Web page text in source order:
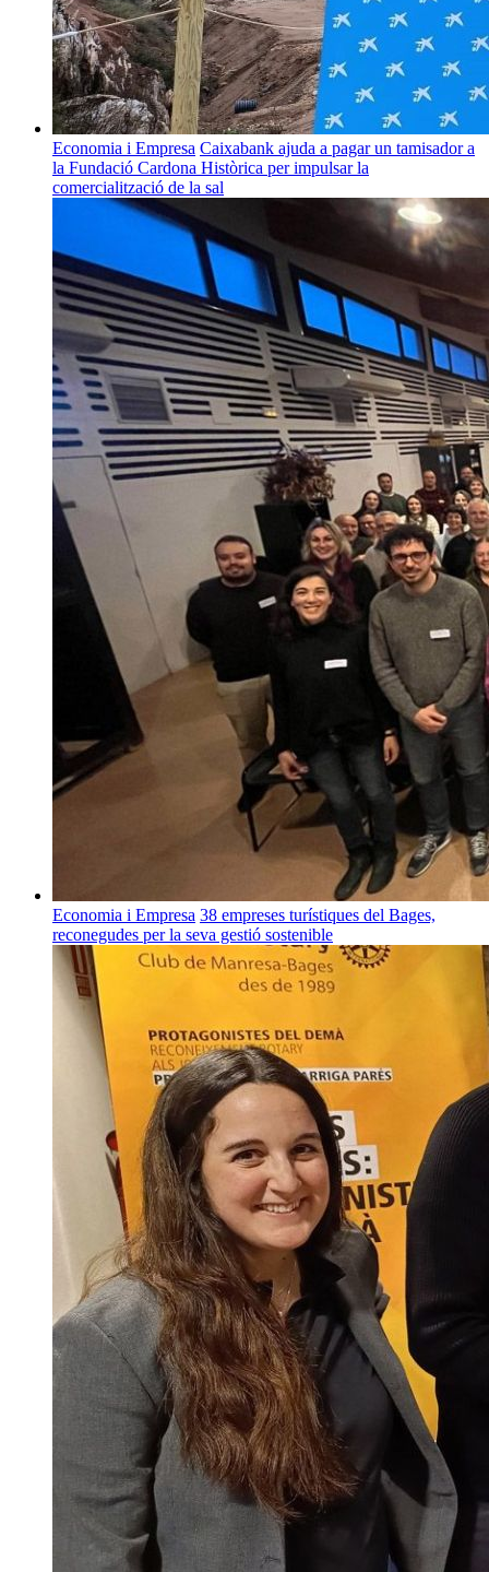
Economia i Empresa Caixabank ajuda a pagar un tamisador a
la Fundació Cardona Històrica per impulsar la
comercialització de la sal
Economia i Empresa 38 empreses turístiques del Bages,
reconegudes per la seva gestió sostenible